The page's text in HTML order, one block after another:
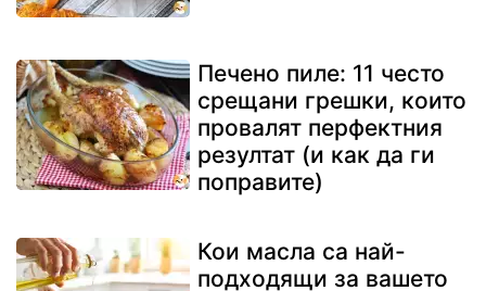
Печено пиле: 11 често
срещани грешки, които
провалят перфектния
резултат (и как да ги
поправите)
Кои масла са най-
подходящи за вашето